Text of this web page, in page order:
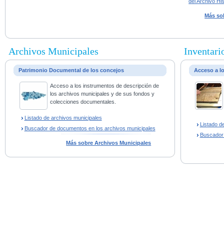
Más
Archivos Municipales
Patrimonio Documental de los concejos
Acceso a los instrumentos de descripción de
los archivos municipales y de sus fondos y
colecciones documentales.
Listado de archivos municipales
Buscador de documentos en los archivos municipales
Más sobre Archivos Municipales
Acceso a
Listado